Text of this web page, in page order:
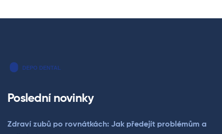
Poslední novinky
Zdraví zubů po rovnátkách: Jak předejít problémům a